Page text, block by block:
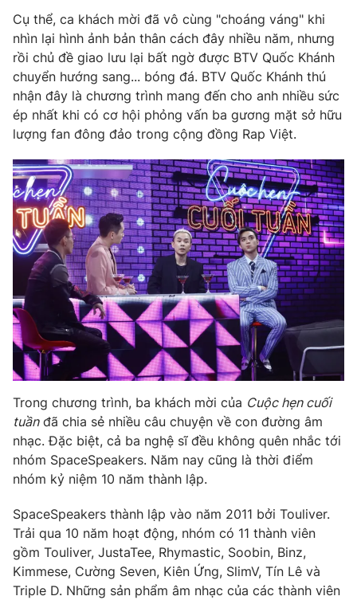
Khán giả
Giải sao mai
Sao
Làm đẹp
Chất lượng cuộc sống
Giáo dục
Tuyển sinh
Học trực tuyến
Công nghệ
Hitech Công nghệ tương lai
Sản phẩm
Thị trường
Tư vấn
Giao lưu trực tuyến
Lịch phát sóng
Chuyên mục khác
Emagazine Podcast
Photo Infographic
Video Shorts video
VTV Money VTV Thể thao
VTV Sức khoẻ Bất động sản
Thị trường 24h Tấm lòng Việt
VTV4 Vươn mình bằng AI
VTV9 VTV8
Cụ thể, ca khách mời đã vô cùng "choáng váng" khi
nhìn lại hình ảnh bản thân cách đây nhiều năm, nhưng
rồi chủ đề giao lưu lại bất ngờ được BTV Quốc Khánh
chuyển hướng sang... bóng đá. BTV Quốc Khánh thú
nhận đây là chương trình mang đến cho anh nhiều sức
ép nhất khi có cơ hội phỏng vấn ba gương mặt sở hữu
lượng fan đông đảo trong cộng đồng Rap Việt.
Trong chương trình, ba khách mời của Cuộc hẹn cuối
tuầnđã chia sẻ nhiều câu chuyện về con đường âm
nhạc. Đặc biệt, cả ba nghệ sĩ đều không quên nhắc tới
nhóm SpaceSpeakers. Năm nay cũng là thời điểm
nhóm kỷ niệm 10 năm thành lập.
SpaceSpeakers thành lập vào năm 2011 bởi Touliver.
Trải qua 10 năm hoạt động, nhóm có 11 thành viên
gồm Touliver, JustaTee, Rhymastic, Soobin, Binz,
Kimmese, Cường Seven, Kiên Ứng, SlimV, Tín Lê và
Triple D. Những sản phẩm âm nhạc của các thành viên